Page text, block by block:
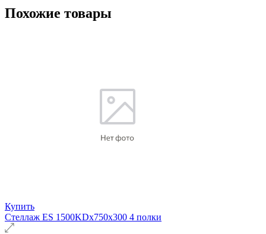
Похожие товары
Купить
Стеллаж ES 1500KDх750x300 4 полки